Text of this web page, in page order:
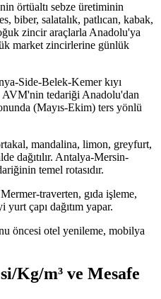
örtüaltı sebze üretiminin
biber, salatalık, patlıcan, kabak,
zincir araçlarla Anadolu'ya
market zincirlerine günlük
Side-Belek-Kemer kıyı
AVM'nin tedariği Anadolu'dan
(Mayıs-Ekim) ters yönlü
mandalina, limon, greyfurt,
dağıtılır. Antalya-Mersin-
temel rotasıdır.
traverten, gıda işleme,
çapı dağıtım yapar.
öncesi otel yenileme, mobilya
Kg/m³ ve Mesafe